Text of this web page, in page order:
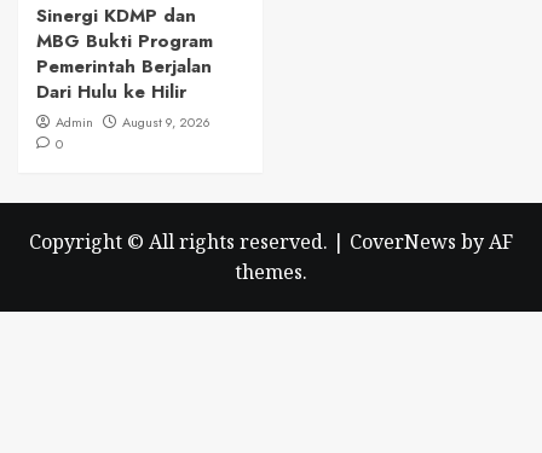
Sinergi KDMP dan
MBG Bukti Program
Pemerintah Berjalan
Dari Hulu ke Hilir
Admin
August 9, 2026
0
Copyright © All rights reserved. | CoverNews by AF
themes.